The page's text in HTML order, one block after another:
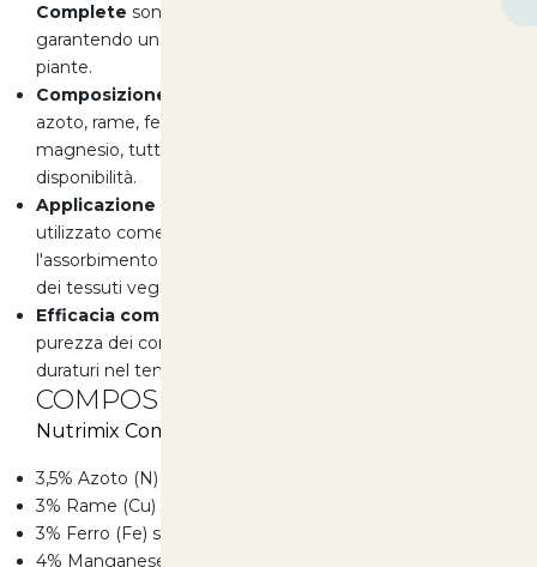
Complete sono completamente solubili in acqua,
garantendo una rapida assimilazione da parte delle
piante.
Composizione equilibrata:
azoto, rame, ferro, manganese, molibdeno, zinco e
magnesio, tutti chelati con EDTA per una maggiore
disponibilità.
Applicazione fogliare:
utilizzato come fertilizzante fogliare, massimizzando
l'assorbimento e la traslocazione dei nutrienti all'interno
dei tessuti vegetali.
Efficacia comprovata:
purezza dei componenti assicurano risultati visibili e
duraturi nel tempo.
COMPOSIZIONE DETTAGLIATA
Nutrimix Complete è composto da:
3,5% Azoto (N) ammoniacale
3% Rame (Cu) solubile in acqua
3% Ferro (Fe) solubile in acqua
4% Manganese (Mn) solubile in acqua